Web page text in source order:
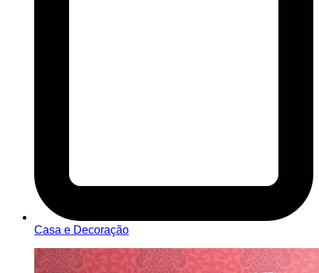
Casa e Decoração